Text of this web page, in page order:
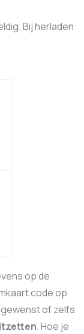
Bij herladen
op de
code op
of zelfs
. Hoe je